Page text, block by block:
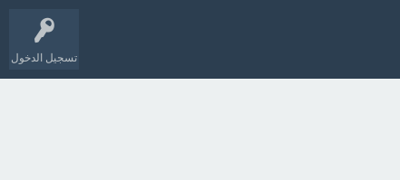
تسجيل الدخول